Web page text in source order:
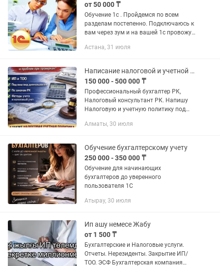
от 50 000 ₸
Обучение 1с . Пройдемся по всем
разделам постепенно. Подключаюсь к
вам через зум и на вашей 1с провожу
бухгалтерам, у которых недостаточно
Астана, 31 июля
Написание налоговой и учетной политики для вашего бизнеса
150 000 - 500 000 ₸
Профессиональный бухгалтер РК,
Налоговый консультант РК. Напишу
Налоговую и учетную политику под
тыс.тенге за 2 политики, срок
Алматы, 30 июля
Обучение бухгалтерскому учету
250 000 - 350 000 ₸
Обучение для начинающих
бухгалтеров до уверенного
пользователя 1С
Атырау, 30 июля
Ип ашу немесе Жабу
от 1 500 ₸
Бухгалтерские и Налоговые услуги.
Отчеты. Нерезиденты. Закрытие ИП/
ТОО. ЭСФ Бухгалтерская компания